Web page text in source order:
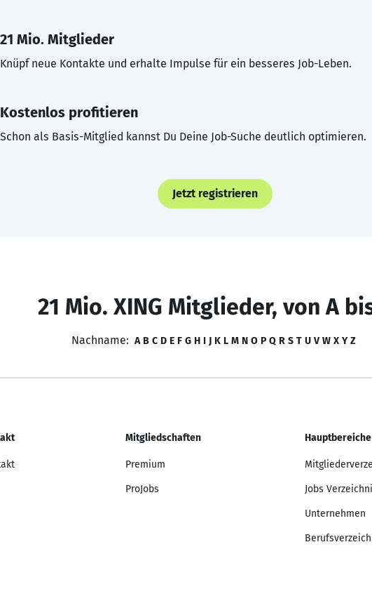
21 Mio. Mitglieder
Knüpf neue Kontakte und erhalte Impulse für ein besseres Job-Leben.
Kostenlos profitieren
Schon als Basis-Mitglied kannst Du Deine Job-Suche deutlich optimieren.
Jetzt registrieren
21 Mio. XING Mitglieder, von A
Nachname: A B C D E F G H I J K L M N O P Q R S T U V W X Y Z
Mitgliedschaften
Premium
ProJobs
Hauptbereiche
Jobs
Unternehmen